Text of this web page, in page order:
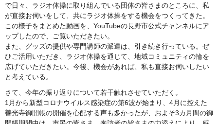
で日々、ラジオ体操に取り組んでいる団体の皆さまのところに、私
が直接お伺いをして、共にラジオ体操をする機会をつくってきた。
この様子をまとめた動画を、YouTubeの長野市公式チャンネルにア
ップしたので、ご覧いただきたい。
また、グッズの提供や専門講師の派遣は、引き続き行っている。ぜ
ひご活用いただき、ラジオ体操を通じて、地域コミュニティの輪を
広げていただきたい。今後、機会があれば、私も直接お伺いしたい
と考えている。
さて、今年の振り返りについて若干触れさせていただく。
1月から新型コロナウイルス感染症の第6波が始まり、4月に控えた
善光寺御開帳の開催を心配する声も多かったが、およそ3カ月間の御